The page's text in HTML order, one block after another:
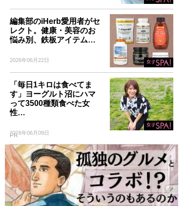
編集部のiHerb愛用者がセ
レクト。健康・美容のお
悩み別、鉄板アイテム…
2026年06月22日
「毎日1キロは食べてま
す」ヨーグルト沼にハマ
って3500種類食べた女
性…
2026年06月09日
PR